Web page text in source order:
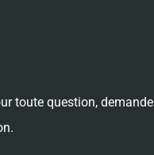
toute question, demande